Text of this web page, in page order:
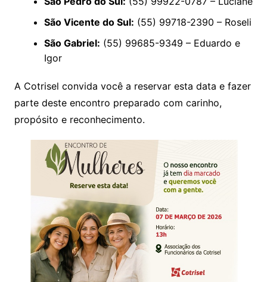
São Vicente do Sul: (55) 99718-2390 – Roseli
São Gabriel: (55) 99685-9349 – Eduardo e
Igor
A Cotrisel convida você a reservar esta data e fazer
parte deste encontro preparado com carinho,
propósito e reconhecimento.